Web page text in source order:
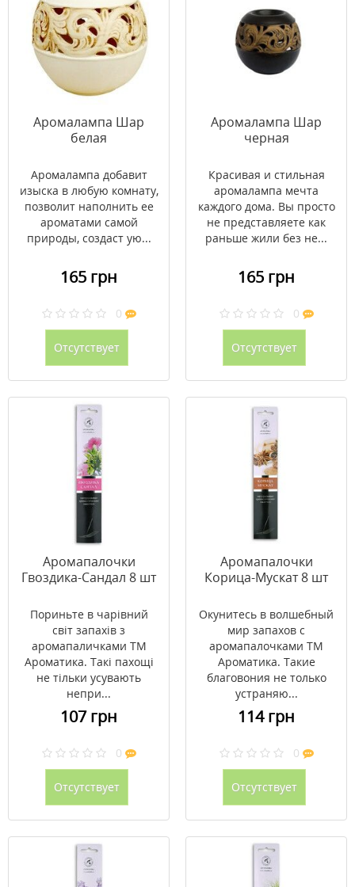
Аромалампа Шар
белая
Аромалампа добавит
изыска в любую комнату,
позволит наполнить ее
ароматами самой
природы, создаст ую...
165 грн
0
Отсутствует
Аромалампа Шар
черная
Красивая и стильная
аромалампа мечта
каждого дома. Вы просто
не представляете как
раньше жили без не...
165 грн
0
Отсутствует
Аромапалочки
Гвоздика-Сандал 8 шт
Пориньте в чарівний
світ запахів з
аромапаличками ТМ
Ароматика. Такі пахощі
не тільки усувають
непри...
107 грн
0
Отсутствует
Аромапалочки
Корица-Мускат 8 шт
Окунитесь в волшебный
мир запахов с
аромапалочками ТМ
Ароматика. Такие
благовония не только
устраняю...
114 грн
0
Отсутствует